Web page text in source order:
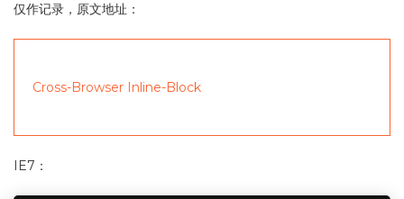
仅作记录，原文地址：
Cross-Browser Inline-Block
IE7：